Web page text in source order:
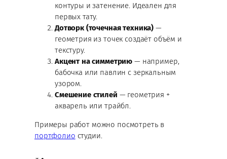
контуры и затенение. Идеален для
первых тату.
Дотворк (точечная техника) —
геометрия из точек создаёт объём и
текстуру.
Акцент на симметрию — например,
бабочка или павлин с зеркальным
узором.
Смешение стилей — геометрия +
акварель или трайбл.
Примеры работ можно посмотреть в
портфолио студии.